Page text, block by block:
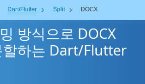
Dart/Flutter Split DOCX
방식으로 DOCX
할하는 Dart/Flutter